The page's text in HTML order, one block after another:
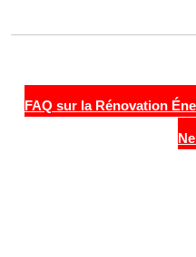
FAQ sur la Rénovation